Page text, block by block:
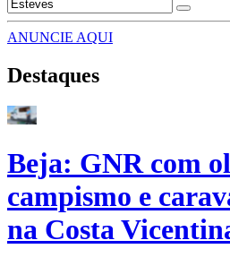
ANUNCIE AQUI
Destaques
Beja: GNR com
campismo e
na Costa